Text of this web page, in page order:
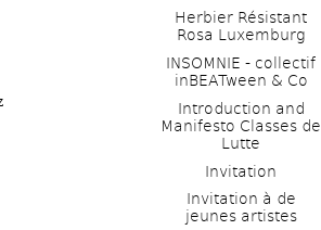
Herbier Résistant
Rosa Luxemburg
INSOMNIE - collectif
inBEATween & Co
Introduction and
Manifesto Classes de
Lutte
Invitation
Invitation à de
jeunes artistes